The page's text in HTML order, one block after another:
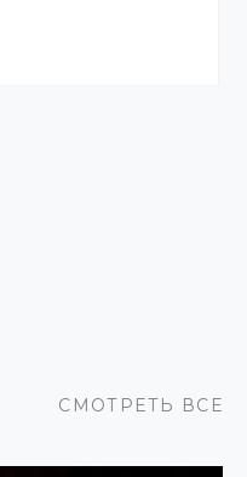
СМОТРЕТЬ ВСЕ